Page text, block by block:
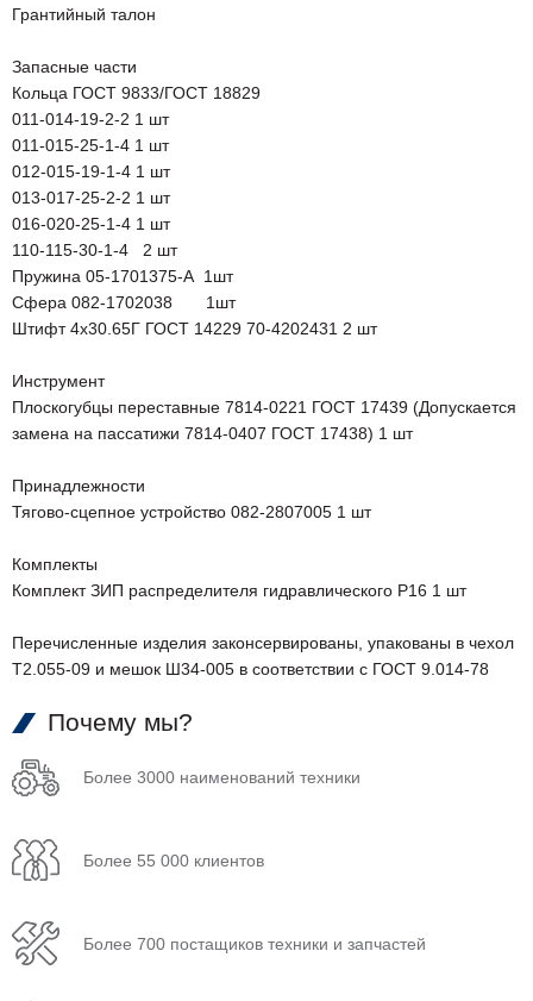
Грантийный талон
Запасные части
Кольца ГОСТ 9833/ГОСТ 18829
011-014-19-2-2 1 шт
011-015-25-1-4 1 шт
012-015-19-1-4 1 шт
013-017-25-2-2 1 шт
016-020-25-1-4 1 шт
110-115-30-1-4 2 шт
Пружина 05-1701375-А 1шт
Сфера 082-1702038 1шт
Штифт 4х30.65Г ГОСТ 14229 70-4202431 2 шт
Инструмент
Плоскогубцы переставные 7814-0221 ГОСТ 17439 (Допускается
замена на пассатижи 7814-0407 ГОСТ 17438) 1 шт
Принадлежности
Тягово-сцепное устройство 082-2807005 1 шт
Комплекты
Комплект ЗИП распределителя гидравлического Р16 1 шт
Перечисленные изделия законсервированы, упакованы в чехол
Т2.055-09 и мешок Ш34-005 в соответствии с ГОСТ 9.014-78
Почему мы?
Более 3000 наименований техники
Более 55 000 клиентов
Более 700 постащиков техники и запчастей